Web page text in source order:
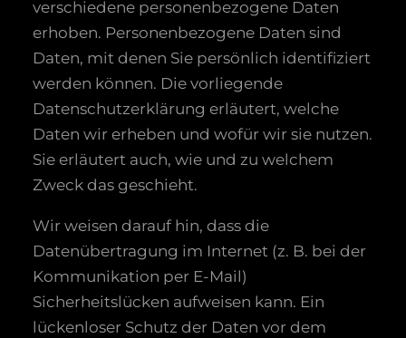
verschiedene personenbezogene Daten
erhoben. Personenbezogene Daten sind
Daten, mit denen Sie persönlich identifiziert
werden können. Die vorliegende
Datenschutzerklärung erläutert, welche
Daten wir erheben und wofür wir sie nutzen.
Sie erläutert auch, wie und zu welchem
Zweck das geschieht.
Wir weisen darauf hin, dass die
Datenübertragung im Internet (z. B. bei der
Kommunikation per E-Mail)
Sicherheitslücken aufweisen kann. Ein
lückenloser Schutz der Daten vor dem